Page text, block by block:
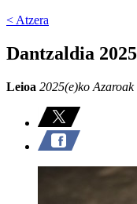
< Atzera
Dantzaldia
Leioa 2025(e)ko Azaroak